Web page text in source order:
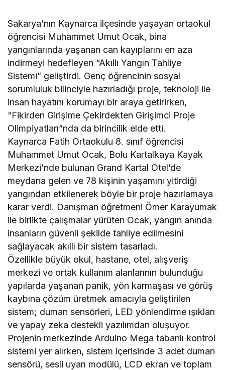
Sakarya’nın Kaynarca ilçesinde yaşayan ortaokul
öğrencisi Muhammet Umut Ocak, bina
yangınlarında yaşanan can kayıplarını en aza
indirmeyi hedefleyen “Akıllı Yangın Tahliye
Sistemi” geliştirdi. Genç öğrencinin sosyal
sorumluluk bilinciyle hazırladığı proje, teknoloji ile
insan hayatını korumayı bir araya getirirken,
“Fikirden Girişime Çekirdekten Girişimci Proje
Olimpiyatları”nda da birincilik elde etti.
Kaynarca Fatih Ortaokulu 8. sınıf öğrencisi
Muhammet Umut Ocak, Bolu Kartalkaya Kayak
Merkezi’nde bulunan Grand Kartal Otel’de
meydana gelen ve 78 kişinin yaşamını yitirdiği
yangından etkilenerek böyle bir proje hazırlamaya
karar verdi. Danışman öğretmeni Ömer Karayumak
ile birlikte çalışmalar yürüten Ocak, yangın anında
insanların güvenli şekilde tahliye edilmesini
sağlayacak akıllı bir sistem tasarladı.
Özellikle büyük okul, hastane, otel, alışveriş
merkezi ve ortak kullanım alanlarının bulunduğu
yapılarda yaşanan panik, yön karmaşası ve görüş
kaybına çözüm üretmek amacıyla geliştirilen
sistem; duman sensörleri, LED yönlendirme ışıkları
ve yapay zeka destekli yazılımdan oluşuyor.
Projenin merkezinde Arduino Mega tabanlı kontrol
sistemi yer alırken, sistem içerisinde 3 adet duman
sensörü, sesli uyarı modülü, LCD ekran ve toplam